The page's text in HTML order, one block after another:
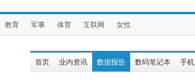
教育 军事 体育 互联网 女性
首页 业内资讯 数据报告 数码笔记本 手机